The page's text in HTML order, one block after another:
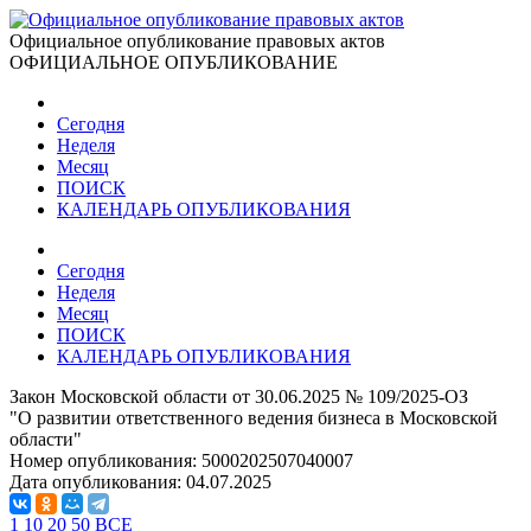
Официальное опубликование правовых актов
ОФИЦИАЛЬНОЕ ОПУБЛИКОВАНИЕ
Сегодня
Неделя
Месяц
ПОИСК
КАЛЕНДАРЬ ОПУБЛИКОВАНИЯ
Сегодня
Неделя
Месяц
ПОИСК
КАЛЕНДАРЬ ОПУБЛИКОВАНИЯ
Закон Московской области от 30.06.2025 № 109/2025-ОЗ
"О развитии ответственного ведения бизнеса в Московской
области"
Номер опубликования: 5000202507040007
Дата опубликования: 04.07.2025
1 10 20 50 ВСЕ